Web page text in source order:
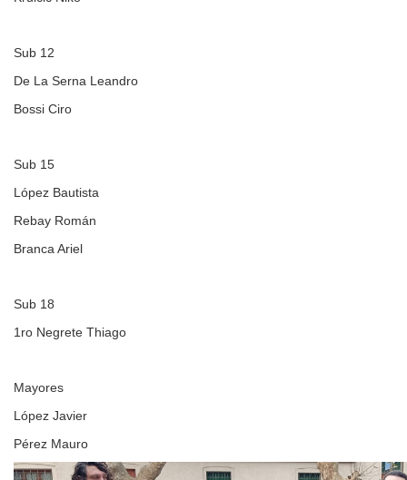
Sub 12
De La Serna Leandro
Bossi Ciro
Sub 15
López Bautista
Rebay Román
Branca Ariel
Sub 18
1ro Negrete Thiago
Mayores
López Javier
Pérez Mauro